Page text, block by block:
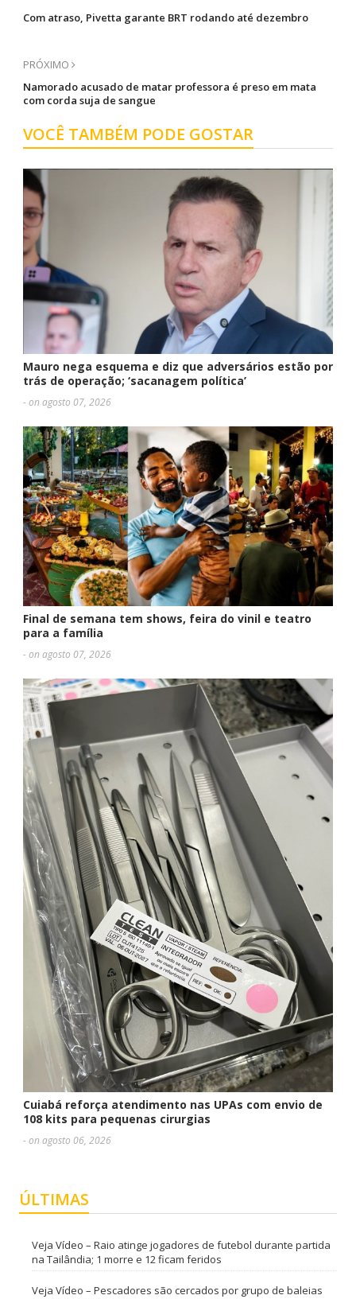
Com atraso, Pivetta garante BRT rodando até dezembro
PRÓXIMO
Namorado acusado de matar professora é preso em mata
com corda suja de sangue
VOCÊ TAMBÉM PODE GOSTAR
Mauro nega esquema e diz que adversários estão por
trás de operação; ‘sacanagem política’
- on agosto 07, 2026
Final de semana tem shows, feira do vinil e teatro
para a família
- on agosto 07, 2026
Cuiabá reforça atendimento nas UPAs com envio de
108 kits para pequenas cirurgias
- on agosto 06, 2026
ÚLTIMAS
Veja Vídeo – Raio atinge jogadores de futebol durante partida
na Tailândia; 1 morre e 12 ficam feridos
Veja Vídeo – Pescadores são cercados por grupo de baleias